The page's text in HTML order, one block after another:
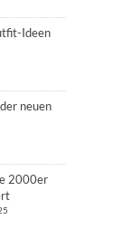
Ideen
neuen
2000er